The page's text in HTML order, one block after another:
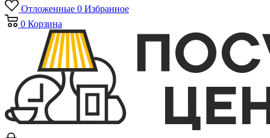
Отложенные 0 Избранное
0 Корзина